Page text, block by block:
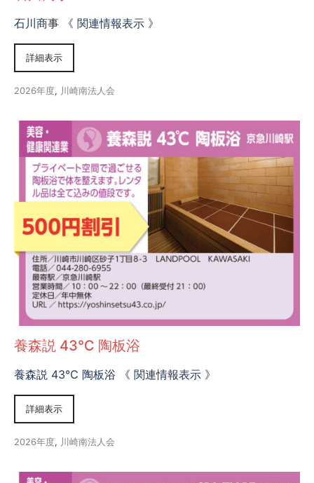
石川商事 《 関連情報表示 》
詳細表示
2026年度, 川崎南法人会
養森説 43℃ 陶板浴
養森説 43℃ 陶板浴 《 関連情報表示 》
詳細表示
2026年度, 川崎南法人会